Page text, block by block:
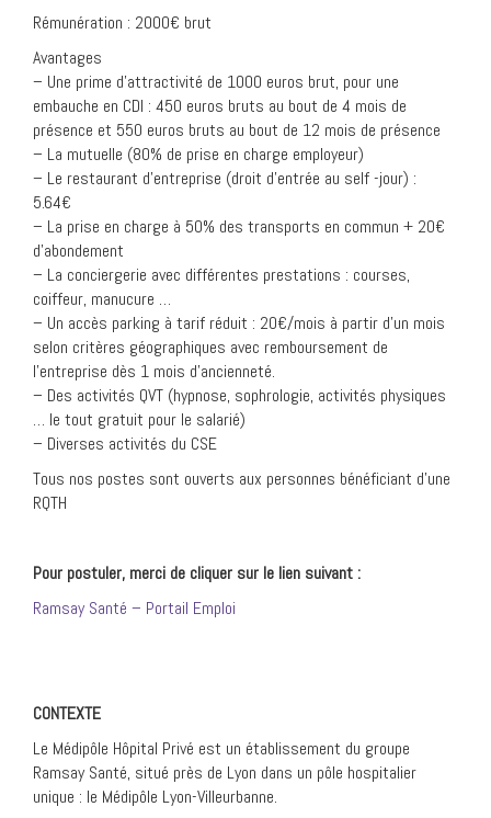
Rémunération : 2000€ brut
Avantages
– Une prime d’attractivité de 1000 euros brut, pour une
embauche en CDI : 450 euros bruts au bout de 4 mois de
présence et 550 euros bruts au bout de 12 mois de présence
– La mutuelle (80% de prise en charge employeur)
– Le restaurant d’entreprise (droit d’entrée au self -jour) :
5.64€
– La prise en charge à 50% des transports en commun + 20€
d’abondement
– La conciergerie avec différentes prestations : courses,
coiffeur, manucure …
– Un accès parking à tarif réduit : 20€/mois à partir d’un mois
selon critères géographiques avec remboursement de
l’entreprise dès 1 mois d’ancienneté.
– Des activités QVT (hypnose, sophrologie, activités physiques
… le tout gratuit pour le salarié)
– Diverses activités du CSE
Tous nos postes sont ouverts aux personnes bénéficiant d’une
RQTH
Pour postuler, merci de cliquer sur le lien suivant :
Ramsay Santé – Portail Emploi
CONTEXTE
Le Médipôle Hôpital Privé est un établissement du groupe
Ramsay Santé, situé près de Lyon dans un pôle hospitalier
unique : le Médipôle Lyon-Villeurbanne.